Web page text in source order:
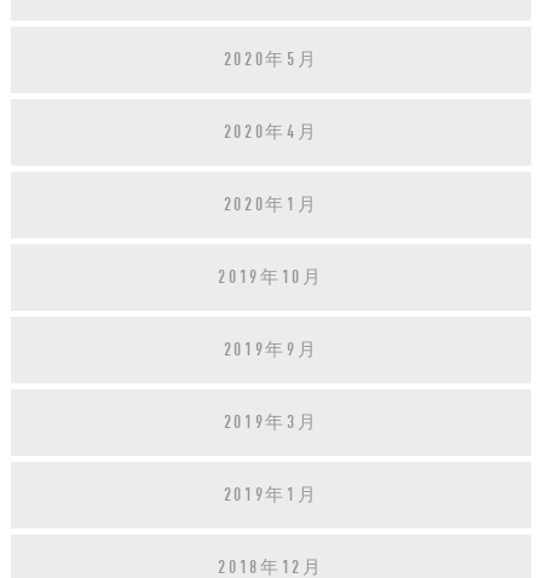
2020年5月
2020年4月
2020年1月
2019年10月
2019年9月
2019年3月
2019年1月
2018年12月